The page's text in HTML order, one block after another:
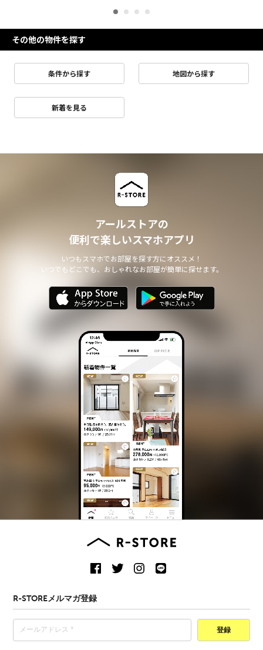
その他の物件を探す
条件から探す 地図から探す
新着を見る
アールストアの
便利で楽しいスマホアプリ
いつもスマホでお部屋を探す方にオススメ！
いつでもどこでも、おしゃれなお部屋が簡単に探せます。
R-STOREメルマガ登録
登録